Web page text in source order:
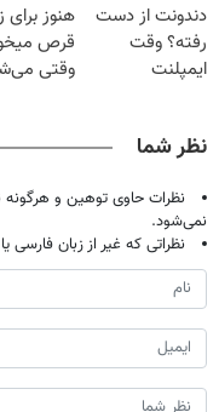
دندونت از دست
رفته؟ وقت
ایمپلنت
هنوز برای
قرص
وقتی
نظر شما
نظرات حاوی توهین و
نمی‌شود.
نظراتی که غیر از زبان فارسی